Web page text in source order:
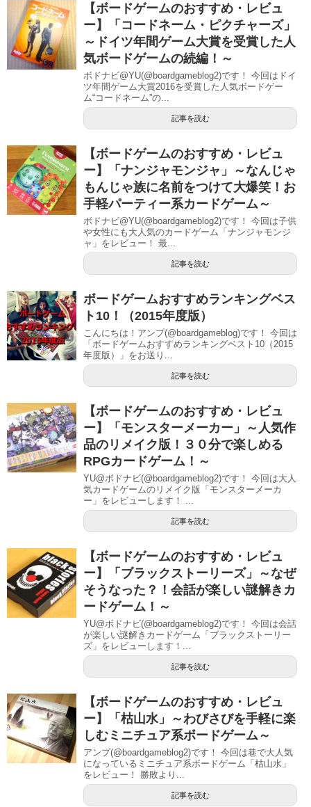
【ボードゲームのおすすめ・レビュ
ー】「コードネーム・ピクチャーズ」
～ドイツ年間ゲーム大賞を受賞した人
気ボードゲームの続編！～
ボドナビ@YU(@boardgameblog2)です！ 今回はドイ
ツ年間ゲーム大賞2016を受賞した人気ボードゲー
ム“コードネーム”の...
記事を読む
【ボードゲームのおすすめ・レビュ
ー】「ナンジャモンジャ」～なんじゃ
もんじゃ族に名前をつけて大爆笑！お
手軽パーティー系カードゲーム～
ボドナビ@YU(@boardgameblog2)です！ 今回は子供
や女性にも大人気のカードゲーム「ナンジャモンジ
ャ」をレビュー！ 最...
記事を読む
ボードゲームおすすめランキングベス
ト10！（2015年度版）
こんにちは！アンプ(@boardgameblog)です！ 今回は
「ボードゲームおすすめランキングベスト10（2015
年度版）」をお送り...
記事を読む
【ボードゲームのおすすめ・レビュ
ー】「モンスターメーカー」～人気作
品のリメイク版！３０分で楽しめる
RPGカードゲーム！～
YU@ボドナビ(@boardgameblog2)です！ 今回は大人
気カードゲームのリメイク版「モンスターメーカ
ー」をレビューします！ ...
記事を読む
【ボードゲームのおすすめ・レビュ
ー】「ブラックストーリーズ」～なぜ
そうなった？！会話が楽しい謎解きカ
ードゲーム！～
YU@ボドナビ(@boardgameblog2)です！ 今回は会話
が楽しい謎解きカードゲーム「ブラックストーリー
ズ」をレビューします！...
記事を読む
【ボードゲームのおすすめ・レビュ
ー】「枯山水」～わびさびを手軽に楽
しむミニチュア系ボードゲーム～
アンプ(@boardgameblog2)です！ 今回は巷で大人気
になっているミニチュア系ボードゲーム「枯山水」
をレビュー！ 勝敗より...
記事を読む